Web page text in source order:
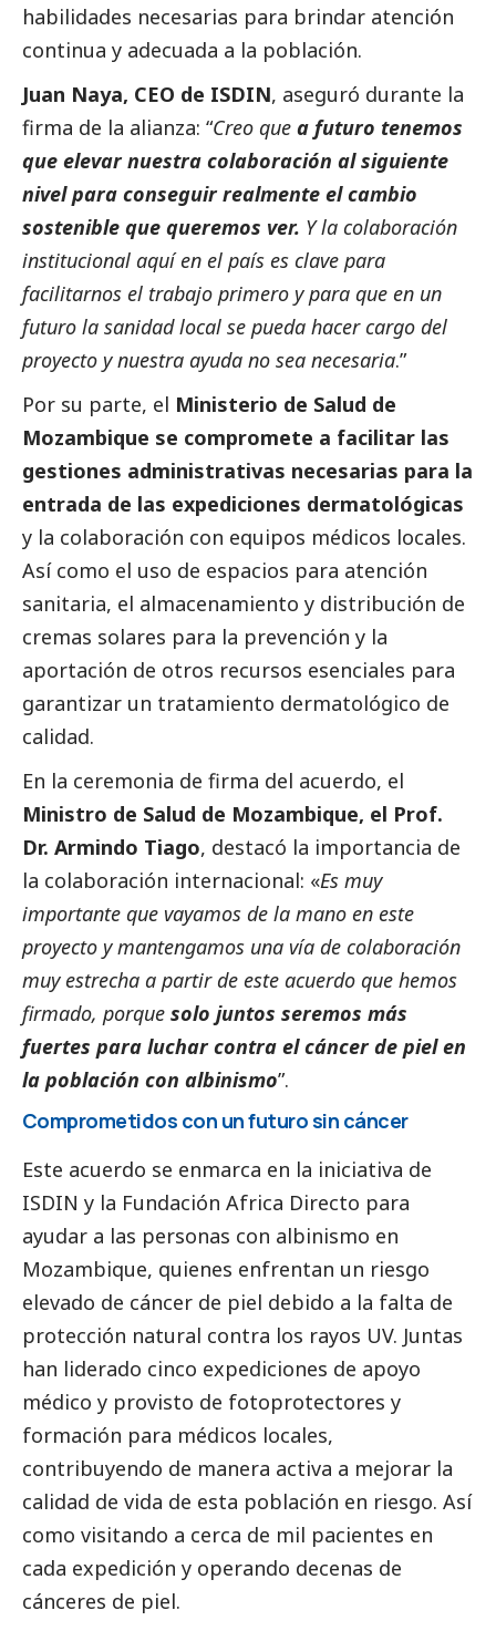
habilidades necesarias para brindar atención
continua y adecuada a la población.
Juan Naya, CEO de ISDIN, aseguró durante la
firma de la alianza: “Creo que a futuro tenemos
que elevar nuestra colaboración al siguiente
nivel para conseguir realmente el cambio
sostenible que queremos ver. Y la colaboración
institucional aquí en el país es clave para
facilitarnos el trabajo primero y para que en un
futuro la sanidad local se pueda hacer cargo del
proyecto y nuestra ayuda no sea necesaria.”
Por su parte, el Ministerio de Salud de
Mozambique se compromete a facilitar las
gestiones administrativas necesarias para la
entrada de las expediciones dermatológicas
y la colaboración con equipos médicos locales.
Así como el uso de espacios para atención
sanitaria, el almacenamiento y distribución de
cremas solares para la prevención y la
aportación de otros recursos esenciales para
garantizar un tratamiento dermatológico de
calidad.
En la ceremonia de firma del acuerdo, el
Ministro de Salud de Mozambique, el Prof.
Dr. Armindo Tiago, destacó la importancia de
la colaboración internacional: «Es muy
importante que vayamos de la mano en este
proyecto y mantengamos una vía de colaboración
muy estrecha a partir de este acuerdo que hemos
firmado, porque solo juntos seremos más
fuertes para luchar contra el cáncer de piel en
la población con albinismo”.
Comprometidos con un futuro sin cáncer
Este acuerdo se enmarca en la iniciativa de
ISDIN y la Fundación Africa Directo para
ayudar a las personas con albinismo en
Mozambique, quienes enfrentan un riesgo
elevado de cáncer de piel debido a la falta de
protección natural contra los rayos UV. Juntas
han liderado cinco expediciones de apoyo
médico y provisto de fotoprotectores y
formación para médicos locales,
contribuyendo de manera activa a mejorar la
calidad de vida de esta población en riesgo. Así
como visitando a cerca de mil pacientes en
cada expedición y operando decenas de
cánceres de piel.